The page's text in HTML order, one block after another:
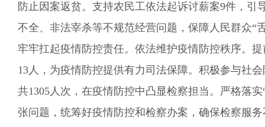
防止因案返贫。 支持农民工依法起诉讨薪案9件，引
不全、非法宰杀等不规范经营问题，保障人民群众“
牢牢扛起疫情防控责任。 依法维护疫情防控秩序。
13人 ， 为疫情防控提供有力司法保障。积极参与社
共1305人次，在疫情防控中凸显检察担当。 严格落实
张问题，统筹好疫情防控和检察办案，确保检察服